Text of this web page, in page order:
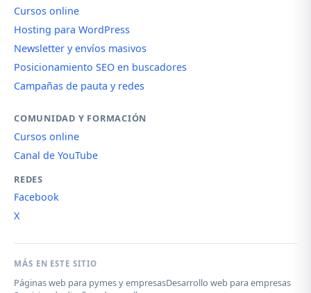
Cursos online
Hosting para WordPress
Newsletter y envíos masivos
Posicionamiento SEO en buscadores
Campañas de pauta y redes
COMUNIDAD Y FORMACIÓN
Cursos online
Canal de YouTube
REDES
Facebook
X
MÁS EN ESTE SITIO
Páginas web para pymes y empresasDesarrollo web para empresas